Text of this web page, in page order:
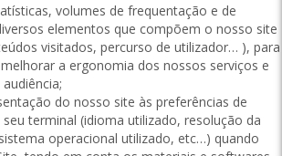
volumes de frequentação e de
elementos que compõem o nosso site
visitados, percurso de utilizador… ), para
a ergonomia dos nossos serviços e
do nosso site às preferências de
terminal (idioma utilizado, resolução da
operacional utilizado, etc…) quando